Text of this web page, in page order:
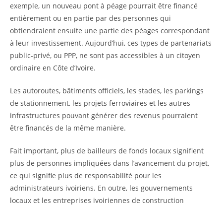
exemple, un nouveau pont à péage pourrait être financé
entièrement ou en partie par des personnes qui
obtiendraient ensuite une partie des péages correspondant
à leur investissement. Aujourd’hui, ces types de partenariats
public-privé, ou PPP, ne sont pas accessibles à un citoyen
ordinaire en Côte d’Ivoire.
Les autoroutes, bâtiments officiels, les stades, les parkings
de stationnement, les projets ferroviaires et les autres
infrastructures pouvant générer des revenus pourraient
être financés de la même manière.
Fait important, plus de bailleurs de fonds locaux signifient
plus de personnes impliquées dans l’avancement du projet,
ce qui signifie plus de responsabilité pour les
administrateurs ivoiriens. En outre, les gouvernements
locaux et les entreprises ivoiriennes de construction